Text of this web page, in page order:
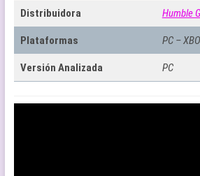
Distribuidora Humble
Plataformas PC –
Versión Analizada PC